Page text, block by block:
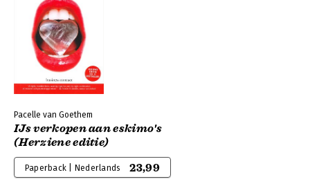
Pacelle van Goethem
IJs verkopen aan eskimo's
(Herziene editie)
Paperback | Nederlands 23,99